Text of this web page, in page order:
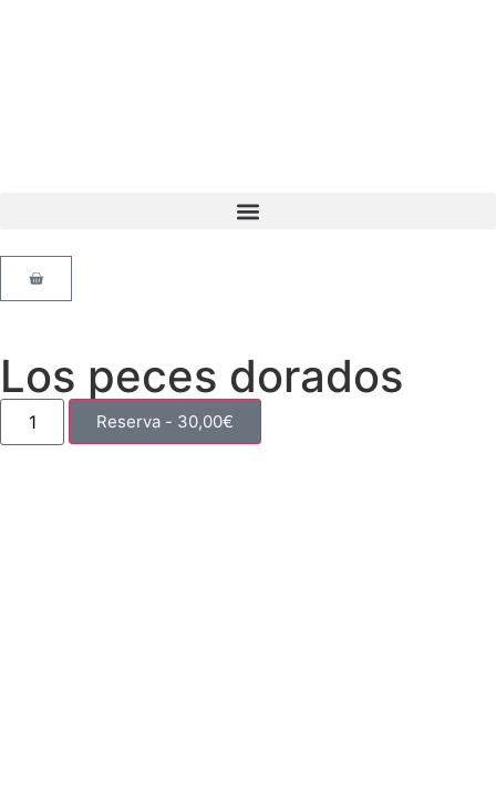
Los peces dorados
Reserva - 30,00€